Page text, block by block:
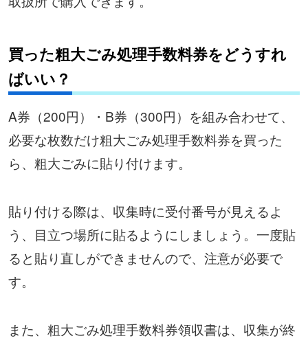
買った粗大ごみ処理手数料券をどうすれ
ばいい？
A券（200円）・B券（300円）を組み合わせて、
必要な枚数だけ粗大ごみ処理手数料券を買った
ら、粗大ごみに貼り付けます。
貼り付ける際は、収集時に受付番号が見えるよ
う、目立つ場所に貼るようにしましょう。一度貼
ると貼り直しができませんので、注意が必要で
す。
また、粗大ごみ処理手数料券領収書は、収集が終